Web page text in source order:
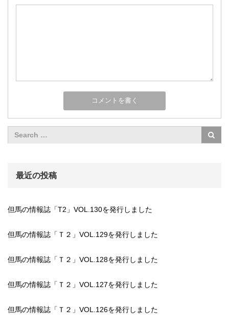
最近の投稿
但馬の情報誌「T2」VOL.130を発行しました
但馬の情報誌「Ｔ２」VOL.129を発行しました
但馬の情報誌「Ｔ２」VOL.128を発行しました
但馬の情報誌「Ｔ２」VOL.127を発行しました
但馬の情報誌「Ｔ２」VOL.126を発行しました